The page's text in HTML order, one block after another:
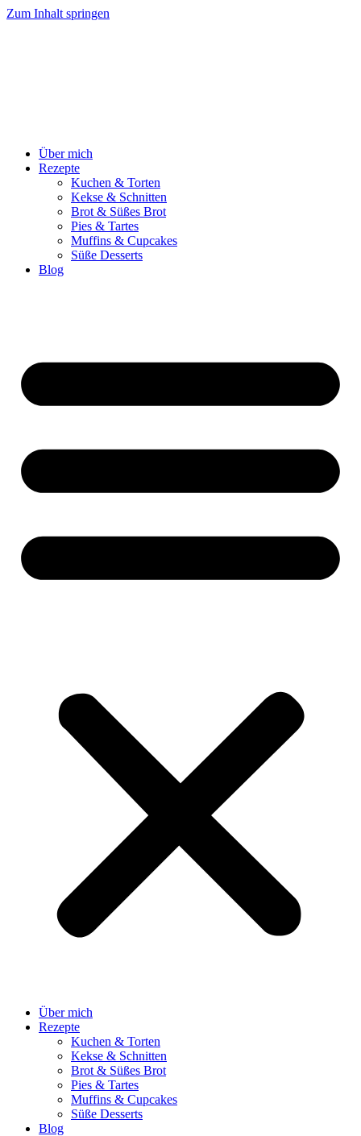
Zum Inhalt springen
Über mich
Rezepte
Kuchen & Torten
Kekse & Schnitten
Brot & Süßes Brot
Pies & Tartes
Muffins & Cupcakes
Süße Desserts
Blog
Über mich
Rezepte
Kuchen & Torten
Kekse & Schnitten
Brot & Süßes Brot
Pies & Tartes
Muffins & Cupcakes
Süße Desserts
Blog